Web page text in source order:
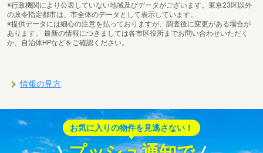
※行政機関により公表していない地域及びデータがございます。東京23区以外
の政令指定都市は、市全体のデータとして表示しています。
※提供データには細心の注意を払っておりますが、調査後に変更がある場合が
あります。 最新の情報につきましては各市区役所までお問い合わせいただく
か、自治体HPなどをご確認ください。
情報の見方
お気に入りの物件を見逃さない！